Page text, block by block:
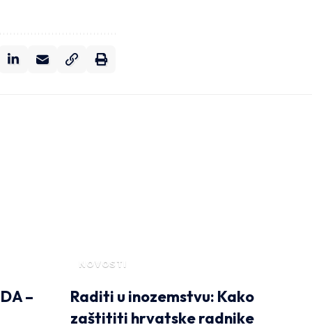
–
NOVOSTI
Raditi u inozemstvu: Kako
zaštititi hrvatske radnike